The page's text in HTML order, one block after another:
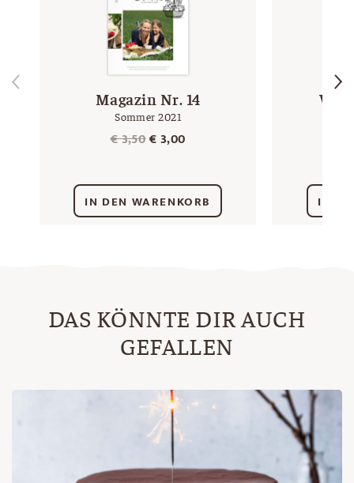
Magazin Nr. 14
Sommer 2021
€3,50Ursprünglicher
€ 3,50
€3,00Aktueller
€ 3,00.
IN DEN WARENKORB IN
DAS KÖNNTE DIR AUCH
GEFALLEN